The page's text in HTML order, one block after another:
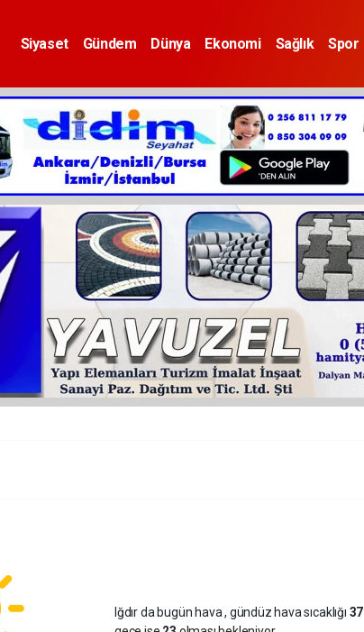
Siyaset Gündem Dünya Ekonomi Sağlık Spor
Iğdır da bugün hava, gündüz hava sıcaklığı 37